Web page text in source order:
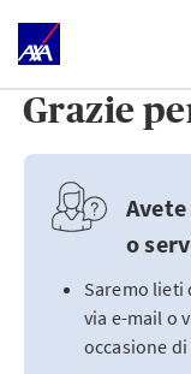
Grazie
o
Saremo lieti
via e-mail o
occasione